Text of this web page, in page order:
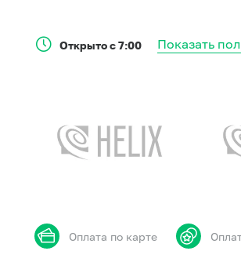
Открыто с 7:00 Показать
Оплата по карте